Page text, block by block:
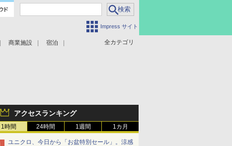
Impress サイト
全カテゴリ
商業施設 宿泊
アクセスランキング
1時間 24時間 1週間 1カ月
ユニクロ、今日から「お盆特別セール」。涼感